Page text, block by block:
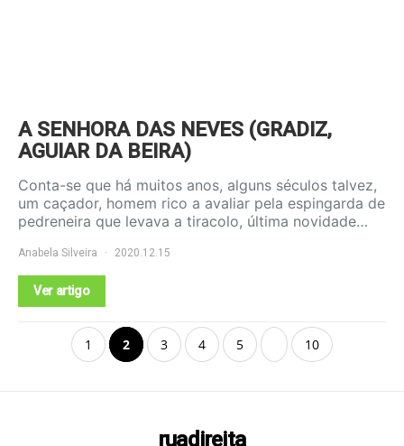
A SENHORA DAS NEVES (GRADIZ,
AGUIAR DA BEIRA)
Conta-se que há muitos anos, alguns séculos talvez,
um caçador, homem rico a avaliar pela espingarda de
pedreneira que levava a tiracolo, última novidade…
Anabela Silveira 2020.12.15
Ver artigo
1 2 3 4 5 10
ruadireita